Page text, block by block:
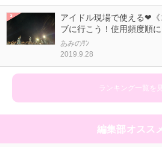
アイドル現場で使える❤
ブに行こう！使用頻度順に
あみのｻﾝ
2019.9.28
ランキング一覧を
編集部オスス